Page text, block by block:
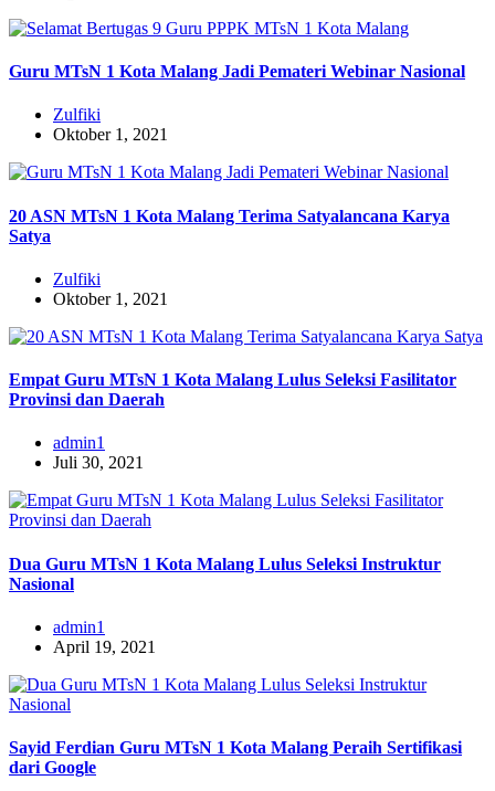
Guru MTsN 1 Kota Malang Jadi Pemateri Webinar Nasional
Zulfiki
Oktober 1, 2021
20 ASN MTsN 1 Kota Malang Terima Satyalancana Karya
Satya
Zulfiki
Oktober 1, 2021
Empat Guru MTsN 1 Kota Malang Lulus Seleksi Fasilitator
Provinsi dan Daerah
admin1
Juli 30, 2021
Dua Guru MTsN 1 Kota Malang Lulus Seleksi Instruktur
Nasional
admin1
April 19, 2021
Sayid Ferdian Guru MTsN 1 Kota Malang Peraih Sertifikasi
dari Google